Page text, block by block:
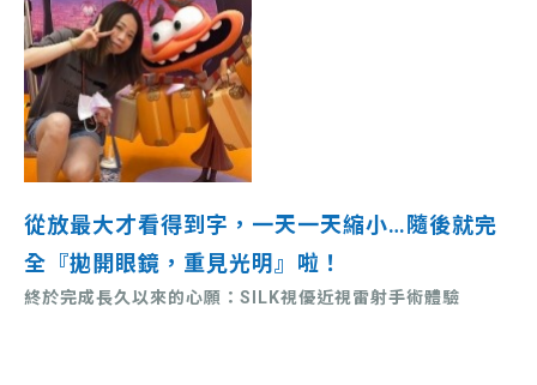
從放最大才看得到字，一天一天縮小…隨後就完
全『拋開眼鏡，重見光明』啦！
終於完成長久以來的心願：SILK視優近視雷射手術體驗